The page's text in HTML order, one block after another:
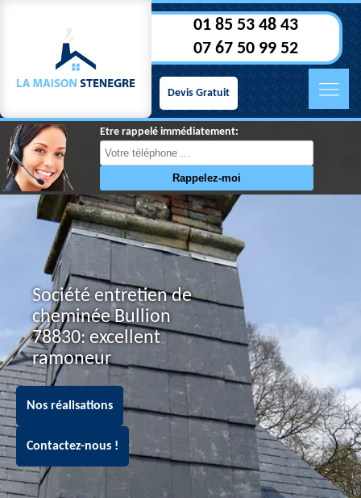
01 85 53 48 43
07 67 50 99 52
Devis Gratuit
Etre rappelé immédiatement:
Société entretien de
cheminée Bullion
78830: excellent
ramoneur
Nos réalisations
Contactez-nous !